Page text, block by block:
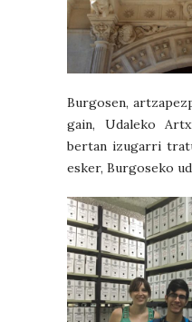
Burgosen,
gain, Udaleko
bertan izugarri
esker, Burgoseko